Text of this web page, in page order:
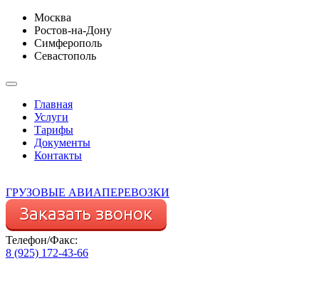
Москва
Ростов-на-Дону
Симферополь
Севастополь
Главная
Услуги
Тарифы
Документы
Контакты
ГРУЗОВЫЕ АВИАПЕРЕВОЗКИ
Телефон/Факс:
8 (925) 172-43-66